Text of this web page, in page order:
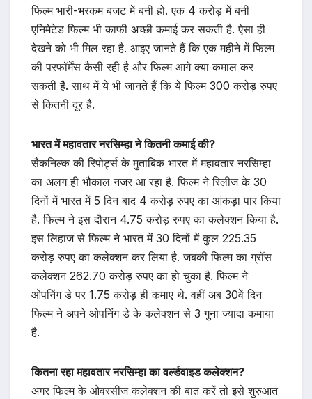
फिल्म भारी-भरकम बजट में बनी हो. एक 4 करोड़ में बनी
एनिमेटेड फिल्म भी काफी अच्छी कमाई कर सकती है. ऐसा ही
देखने को भी मिल रहा है. आइए जानते हैं कि एक महीने में फिल्म
की परफॉर्मेंस कैसी रही है और फिल्म आगे क्या कमाल कर
सकती है. साथ में ये भी जानते हैं कि ये फिल्म 300 करोड़ रुपए
से कितनी दूर है.
भारत में महावतार नरसिम्हा ने कितनी कमाई की?
सैकनिल्क की रिपोर्ट्स के मुताबिक भारत में महावतार नरसिम्हा
का अलग ही भौकाल नजर आ रहा है. फिल्म ने रिलीज के 30
दिनों में भारत में 5 दिन बाद 4 करोड़ रुपए का आंकड़ा पार किया
है. फिल्म ने इस दौरान 4.75 करोड़ रुपए का कलेक्शन किया है.
इस लिहाज से फिल्म ने भारत में 30 दिनों में कुल 225.35
करोड़ रुपए का कलेक्शन कर लिया है. जबकी फिल्म का ग्रॉस
कलेक्शन 262.70 करोड़ रुपए का हो चुका है. फिल्म ने
ओपनिंग डे पर 1.75 करोड़ ही कमाए थे. वहीं अब 30वें दिन
फिल्म ने अपने ओपनिंग डे के कलेक्शन से 3 गुना ज्यादा कमाया
है.
कितना रहा महावतार नरसिम्हा का वर्ल्डवाइड कलेक्शन?
अगर फिल्म के ओवरसीज कलेक्शन की बात करें तो इसे शुरुआत